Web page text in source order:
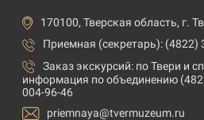
170100, Тверская область, г.
Приемная (секретарь): (4822)
Заказ экскурсий: по Твери и
информация по объединению
004-96-46
priemnaya@tvermuzeum.ru